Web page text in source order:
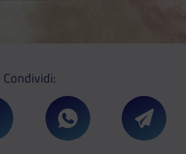
Condividi:
su TwitterCondividi su